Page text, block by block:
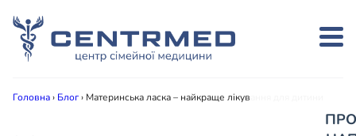
Головна› Блог› Материнська ласка – найкраще лікування для дитини